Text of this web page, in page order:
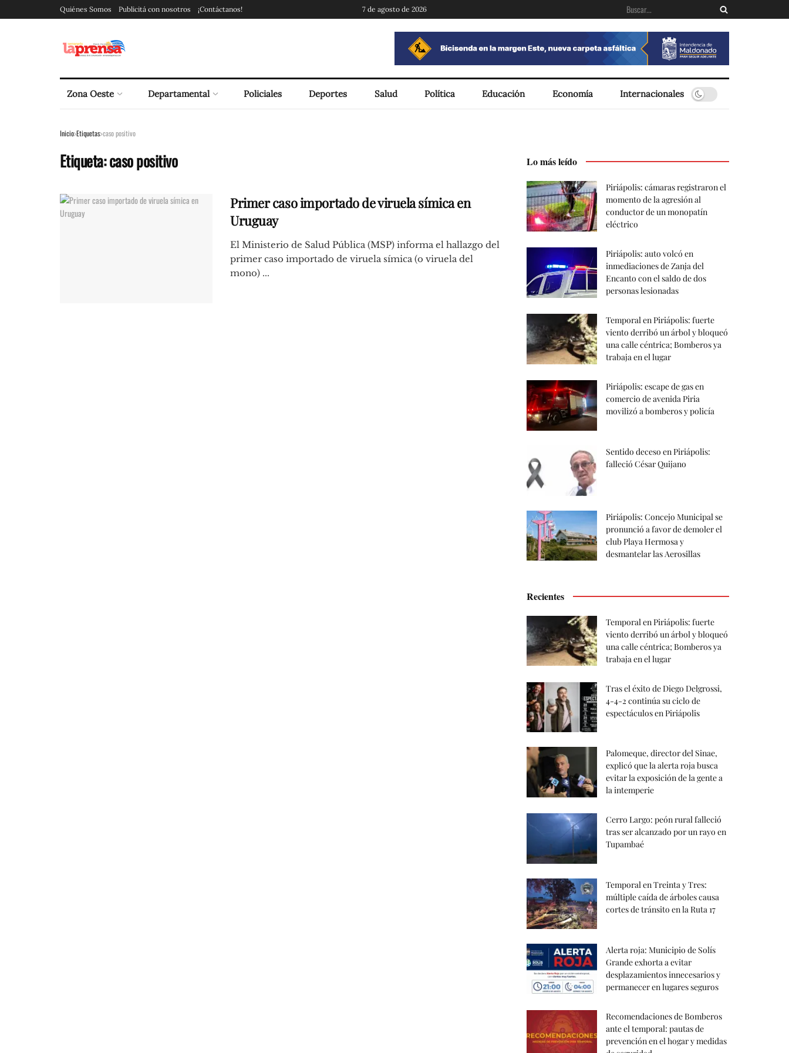
Quiénes Somos Publicitá con nosotros ¡Contáctanos! 7 de agosto de 2026
Zona Oeste Departamental Policiales Deportes Salud Política Educación Economía Internacionales
Inicio Etiquetas caso positivo
Etiqueta:caso positivo
Primer caso importado de viruela símica en
Uruguay
El Ministerio de Salud Pública (MSP) informa el hallazgo del
primer caso importado de viruela símica (o viruela del
mono) ...
Lo más leído
Piriápolis: cámaras registraron el
momento de la agresión al
conductor de un monopatín
eléctrico
Piriápolis: auto volcó en
inmediaciones de Zanja del
Encanto con el saldo de dos
personas lesionadas
Temporal en Piriápolis: fuerte
viento derribó un árbol y bloqueó
una calle céntrica; Bomberos ya
trabaja en el lugar
Piriápolis: escape de gas en
comercio de avenida Piria
movilizó a bomberos y policía
Sentido deceso en Piriápolis:
falleció César Quijano
Piriápolis: Concejo Municipal se
pronunció a favor de demoler el
club Playa Hermosa y
desmantelar las Aerosillas
Recientes
Temporal en Piriápolis: fuerte
viento derribó un árbol y bloqueó
una calle céntrica; Bomberos ya
trabaja en el lugar
Tras el éxito de Diego Delgrossi,
4-4-2 continúa su ciclo de
espectáculos en Piriápolis
Palomeque, director del Sinae,
explicó que la alerta roja busca
evitar la exposición de la gente a
la intemperie
Cerro Largo: peón rural falleció
tras ser alcanzado por un rayo en
Tupambaé
Temporal en Treinta y Tres:
múltiple caída de árboles causa
cortes de tránsito en la Ruta 17
Alerta roja: Municipio de Solís
Grande exhorta a evitar
desplazamientos innecesarios y
permanecer en lugares seguros
Recomendaciones de Bomberos
ante el temporal: pautas de
prevención en el hogar y medidas